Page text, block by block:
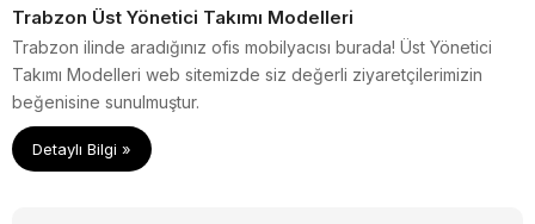
Trabzon Üst Yönetici Takımı Modelleri
Trabzon ilinde aradığınız ofis mobilyacısı burada! Üst Yönetici
Takımı Modelleri web sitemizde siz değerli ziyaretçilerimizin
beğenisine sunulmuştur.
Detaylı Bilgi »